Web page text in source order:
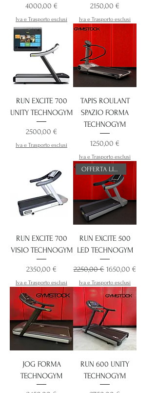
Prezzo
4000,00 €
Iva e Trasporto esclusi
Prezzo
2150,00 €
Iva e Trasporto esclusi
RUN EXCITE 700
UNITY TECHNOGYM
Prezzo
2500,00 €
Iva e Trasporto esclusi
TAPIS ROULANT
SPAZIO FORMA
TECHNOGYM
Prezzo
1250,00 €
Iva e Trasporto esclusi
RUN EXCITE 700
VISIO TECHNOGYM
Prezzo
2350,00 €
Iva e Trasporto esclusi
OFFERTA LIMITATA
RUN EXCITE 500
LED TECHNOGYM
Prezzo regolare
2250,00 € Prezzo scontato
1650,00 €
Iva e Trasporto esclusi
JOG FORMA
TECHNOGYM
RUN 600 UNITY
TECHNOGYM